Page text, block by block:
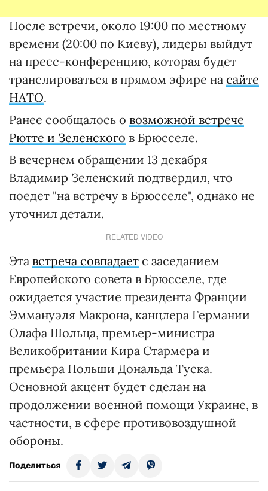
После встречи, около 19:00 по местному
времени (20:00 по Киеву), лидеры выйдут
на пресс-конференцию, которая будет
транслироваться в прямом эфире на сайте
НАТО.
Ранее сообщалось о возможной встрече
Рютте и Зеленского в Брюсселе.
В вечернем обращении 13 декабря
Владимир Зеленский подтвердил, что
поедет "на встречу в Брюсселе", однако не
уточнил детали.
RELATED VIDEO
Эта встреча совпадает с заседанием
Европейского совета в Брюсселе, где
ожидается участие президента Франции
Эммануэля Макрона, канцлера Германии
Олафа Шольца, премьер-министра
Великобритании Кира Стармера и
премьера Польши Дональда Туска.
Основной акцент будет сделан на
продолжении военной помощи Украине, в
частности, в сфере противовоздушной
обороны.
Поделиться